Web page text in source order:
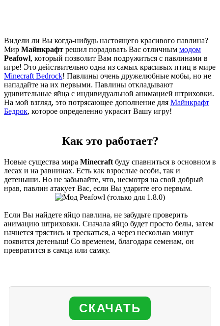
Видели ли Вы когда-нибудь настоящего красивого павлина?
Мир Майнкрафт решил порадовать Вас отличным модом
Peafowl, который позволит Вам подружиться с павлинами в
игре! Это действительно одна из самых красивых птиц в мире
Minecraft Bedrock! Павлины очень дружелюбные мобы, но не
нападайте на их первыми. Павлины откладывают
удивительные яйца с индивидуальной анимацией штриховки.
На мой взгляд, это потрясающее дополнение для Майнкрафт
Бедрок, которое определенно украсит Вашу игру!
Как это работает?
Новые существа мира Minecraft буду спавниться в основном в
лесах и на равнинах. Есть как взрослые особи, так и
детеныши. Но не забывайте, что, несмотря на свой добрый
нрав, павлин атакует Вас, если Вы ударите его первым.
Если Вы найдете яйцо павлина, не забудьте проверить
анимацию штриховки. Сначала яйцо будет просто белы, затем
начнется трястись и трескаться, а через несколько минут
появится детеныш! Со временем, благодаря семенам, он
превратится в самца или самку.
СКАЧАТЬ